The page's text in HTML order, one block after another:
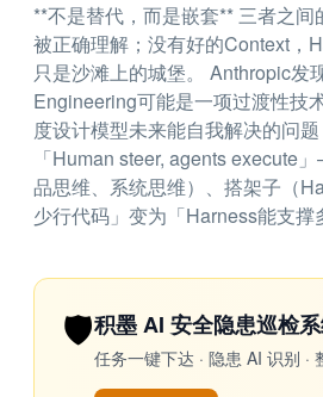
**不是替代，而是嵌套** 三者之
被正确理解；没有好的Context，
只是沙滩上的城堡。 Anthropic
Engineering可能是一项过渡性
度设计模型未来能自我解决的问
「Human steer, agents
品思维、系统思维）、搭架子（
少行代码」变为「Harness能支撑
🛡️积墨 AI 安全隐患巡检
任务一键下达 · 隐患 AI 识别 ·